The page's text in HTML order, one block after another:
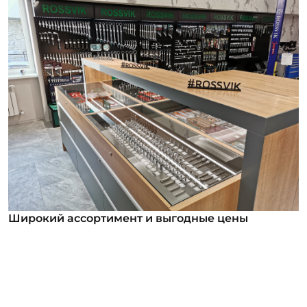
Широкий ассортимент и выгодные цены